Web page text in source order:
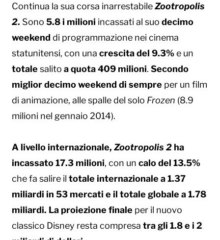
Continua la sua corsa inarrestabileZootropolis
2. Sono 5.8 i milioni incassati al suo decimo
weekend di programmazione nei cinema
statunitensi, con una crescita del 9.3%e un
totale salito a quota 409 milioni. Secondo
miglior decimo weekend di sempre per un film
di animazione, alle spalle del solo Frozen (8.9
milioni nel gennaio 2014).
A livello internazionale, Zootropolis 2 ha
incassato 17.3 milioni, con un calo del 13.5%
che fa salire il totale internazionale a 1.37
miliardi in 53 mercati e il totale globale a 1.78
miliardi. La proiezione finale per il nuovo
classico Disney resta compresa tra gli 1.8 e i 2